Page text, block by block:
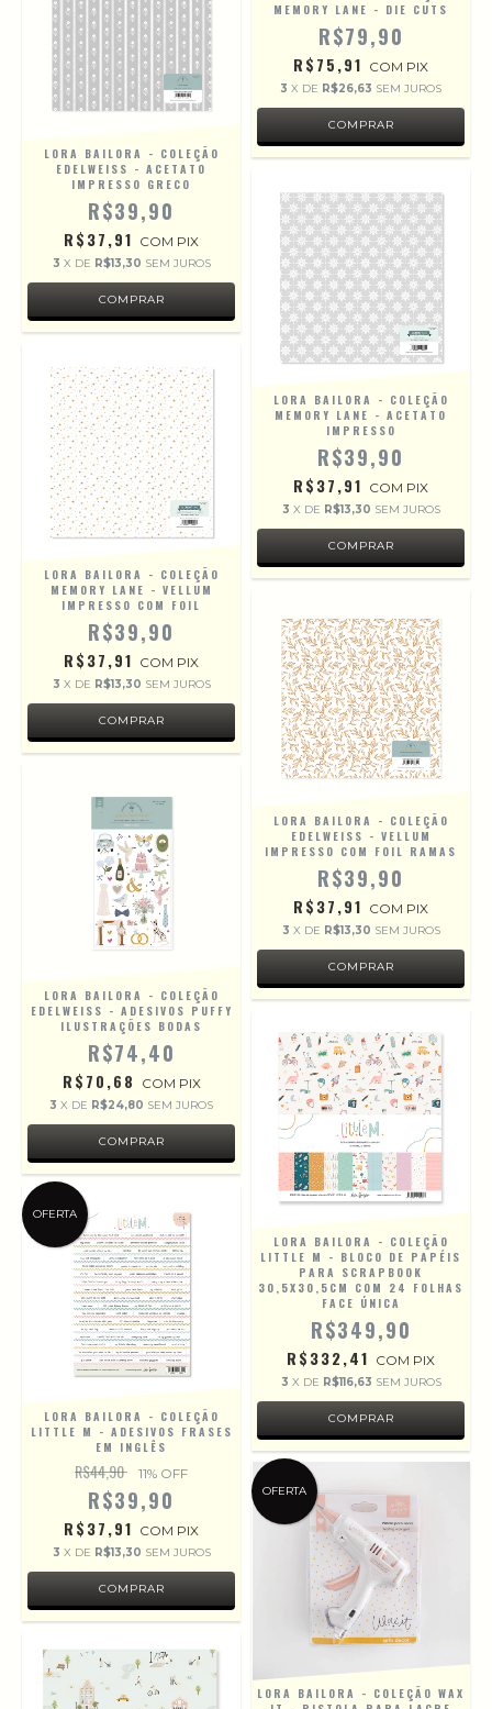
LORA BAILORA - COLEÇÃO
EDELWEISS - ACETATO
IMPRESSO GRECO
R$39,90
R$37,91 COM PIX
3 X DE R$13,30 SEM JUROS
MEMORY LANE - DIE CUTS
R$79,90
R$75,91 COM PIX
3 X DE R$26,63 SEM JUROS
LORA BAILORA - COLEÇÃO
MEMORY LANE - VELLUM
IMPRESSO COM FOIL
R$39,90
R$37,91 COM PIX
3 X DE R$13,30 SEM JUROS
LORA BAILORA - COLEÇÃO
MEMORY LANE - ACETATO
IMPRESSO
R$39,90
R$37,91 COM PIX
3 X DE R$13,30 SEM JUROS
LORA BAILORA - COLEÇÃO
EDELWEISS - ADESIVOS PUFFY
ILUSTRAÇÕES BODAS
R$74,40
R$70,68 COM PIX
3 X DE R$24,80 SEM JUROS
LORA BAILORA - COLEÇÃO
EDELWEISS - VELLUM
IMPRESSO COM FOIL RAMAS
R$39,90
R$37,91 COM PIX
3 X DE R$13,30 SEM JUROS
OFERTA
LORA BAILORA - COLEÇÃO
LITTLE M - ADESIVOS FRASES
EM INGLÊS
R$44,90 11% OFF
R$39,90
R$37,91 COM PIX
3 X DE R$13,30 SEM JUROS
LORA BAILORA - COLEÇÃO
LITTLE M - BLOCO DE PAPÉIS
PARA SCRAPBOOK
30,5X30,5CM COM 24 FOLHAS
FACE ÚNICA
R$349,90
R$332,41 COM PIX
3 X DE R$116,63 SEM JUROS
OFERTA
LORA BAILORA - COLEÇÃO WAX